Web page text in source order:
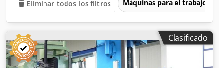
Eliminar todos los filtros Máquinas para el trabajo
Clasificado